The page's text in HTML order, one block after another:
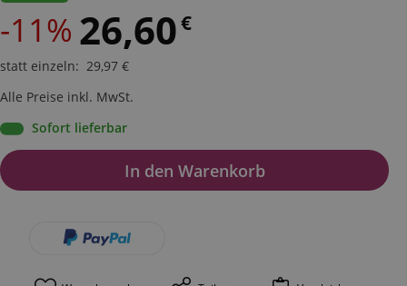
-11% 26,60€
statt einzeln: 29,97 €
Alle Preise inkl. MwSt.
Sofort lieferbar
In den Warenkorb